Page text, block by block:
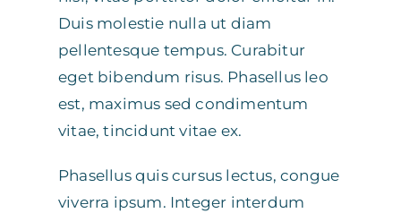
Duis molestie nulla ut diam
pellentesque tempus. Curabitur
eget bibendum risus. Phasellus leo
est, maximus sed condimentum
vitae, tincidunt vitae ex.
Phasellus quis cursus lectus, congue
viverra ipsum. Integer interdum